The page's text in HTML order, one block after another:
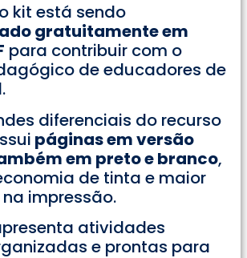
kit está sendo
gratuitamente em
para contribuir com o
de educadores de
diferenciais do recurso
páginas em versão
em preto e branco,
de tinta e maior
impressão.
atividades
e prontas para